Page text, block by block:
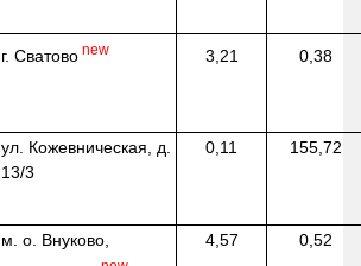
г. Сватово new 3,21 0,38
ул. Кожевническая , д.
13/3
0,11 155,72
м. о. Внуково,
4,57 0,52